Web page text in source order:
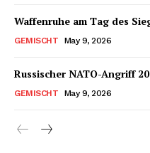
Waffenruhe am Tag des
GEMISCHT May 9, 2026
Russischer NATO-Angriff
GEMISCHT May 9, 2026